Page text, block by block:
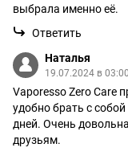
выбрала именно её.
Ответить
Наталья
19.07.2024 в 03:00
Vaporesso Zero Care
удобно брать с
дней. Очень
друзьям.